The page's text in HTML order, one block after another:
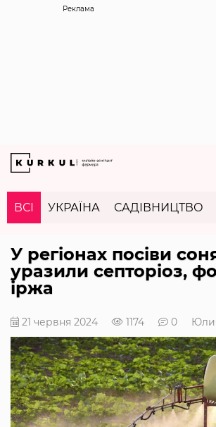
Реклама
ВСІ УКРАЇНА САДІВНИЦТВО
У регіонах посіви
уразили септоріоз,
іржа
21 червня 2024 1174 0